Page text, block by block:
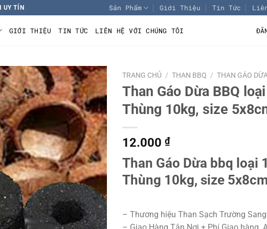
UY TÍN Sản Phẩm Giới Thiệu Tin Tức
GIỚI THIỆU TIN TỨC LIÊN HỆ VỚI CHÚNG TÔI
Add to
wishlist
TRANG CHỦ / THAN BBQ / THAN GÁO
Than Gáo Dừa BBQ
Thùng 10kg, size
12.000 ₫
Than Gáo Dừa bbq loại
Thùng 10kg, size 5x8cm
– Thương hiệu Than Sạch Trường Sang
– Giao Hàng Tận Nơi + Phí Giao hàng